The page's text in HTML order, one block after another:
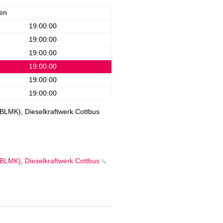
19:00:00
19:00:00
19:00:00
19:00:00
19:00:00
19:00:00
Dieselkraftwerk Cottbus
Dieselkraftwerk Cottbus